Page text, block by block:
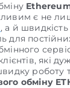
є не
, а й швидкість
постійних
які
роботу
обміну